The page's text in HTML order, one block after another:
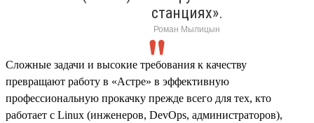
станциях».
Роман Мылицын
Сложные задачи и высокие требования к качеству
превращают работу в «Астре» в эффективную
профессиональную прокачку прежде всего для тех, кто
работает с Linux (инженеров, DevOps, администраторов),